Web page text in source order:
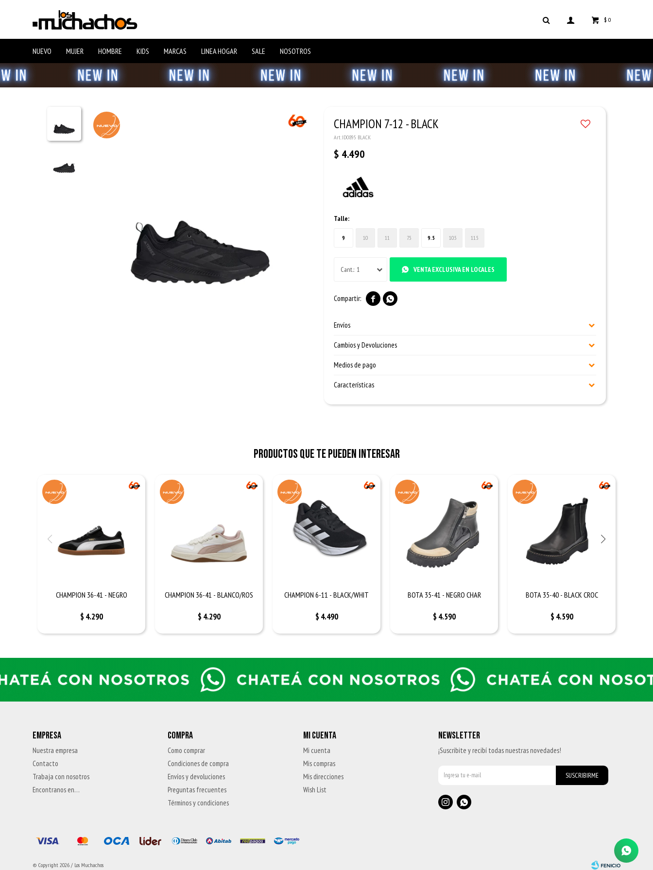
NUEVO MUJER HOMBRE KIDS MARCAS LINEA HOGAR SALE NOSOTROS
$ 0
CHAMPION 7-12 - BLACK
ID0895 BLACK
$ 4.490
Talle:
9 10 11 7.5 9.5 10.5 11.5
1 VENTA EXCLUSIVA EN LOCALES
 
Envíos
Cambios y Devoluciones
Medios de pago
Características
Productos que te pueden interesar
CHAMPION 36-41 - NEGRO
$ 4.290
CHAMPION 36-41 - BLANCO/ROS
$ 4.290
CHAMPION 6-11 - BLACK/WHIT
$ 4.490
BOTA 35-41 - NEGRO CHAR
$ 4.590
BOTA 35-40 - BLACK CROC
$ 4.590
EMPRESA
Nuestra empresa
Contacto
Trabaja con nosotros
Encontranos en…
COMPRA
Como comprar
Condiciones de compra
Envíos y devoluciones
Preguntas frecuentes
Términos y condiciones
MI CUENTA
Mi cuenta
Mis compras
Mis direcciones
Wish List
NEWSLETTER
¡Suscribite y recibí todas nuestras novedades!
SUSCRIBIRME
 
© Copyright 2026 / Los Muchachos